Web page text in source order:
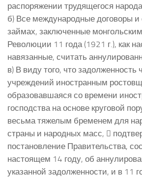
распоряжении трудящегося народа.
б) Все международные договоры и
займах, заключенные
Революции 11 года (1921 г.), как
навязанные, считать
в) В виду того, что задолженность
учреждений иностранным
образовавшаяся со времени
господства на основе круговой
весьма тяжелым бременем для
страны и народных масс, 
постановление Правительства,
настоящем 14 году, об
указанной задолженности, и в 11